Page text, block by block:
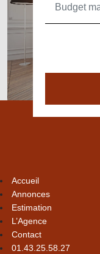
Accueil
Annonces
Estimation
L’Agence
Contact
01.43.25.58.27